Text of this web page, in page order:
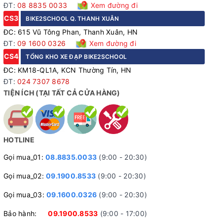
ĐT: 08 8835 0033
Xem đường đi
CS3
BIKE2SCHOOL Q. THANH XUÂN
ĐC: 615 Vũ Tông Phan, Thanh Xuân, HN
ĐT: 09 1600 0326
Xem đường đi
CS4
TỔNG KHO XE ĐẠP BIKE2SCHOOL
ĐC: KM18-QL1A, KCN Thường Tín, HN
ĐT: 024 7307 8678
TIỆN ÍCH (TẠI TẤT CẢ CỬA HÀNG)
HOTLINE
Gọi mua_01: 08.8835.0033 (9:00 - 20:30)
Gọi mua_02: 09.1900.8533 (9:00 - 20:30)
Gọi mua_03: 09.1600.0326 (9:00 - 20:30)
Bảo hành:09.1900.8533 (9:00 - 17:00)